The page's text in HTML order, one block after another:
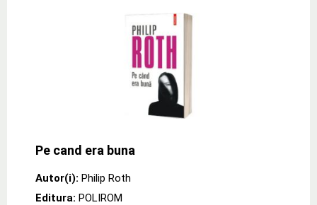
Pe cand era buna
Autor(i): Philip Roth
Editura: POLIROM